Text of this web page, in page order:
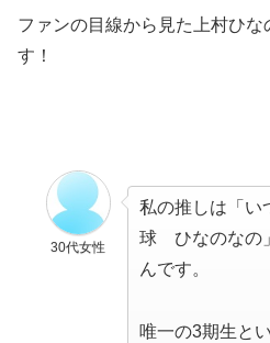
ファンの目線から見た上村ひ
す！
30代女性
私の推しは「い
球 ひなのなの
んです。
唯一の3期生と